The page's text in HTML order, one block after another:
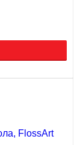
FlossArt